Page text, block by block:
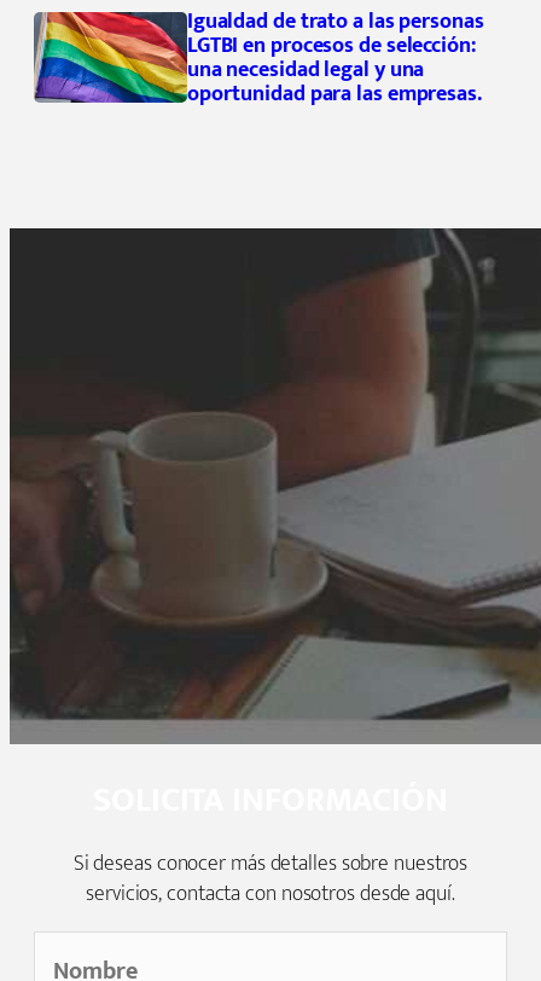
Igualdad de trato a las personas
LGTBI en procesos de selección:
una necesidad legal y una
oportunidad para las empresas.
Si deseas conocer más detalles sobre nuestros
servicios, contacta con nosotros desde aquí.